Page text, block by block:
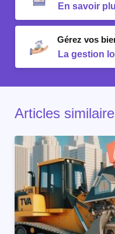
En savoir
Gérez vos
La gestion
Articles